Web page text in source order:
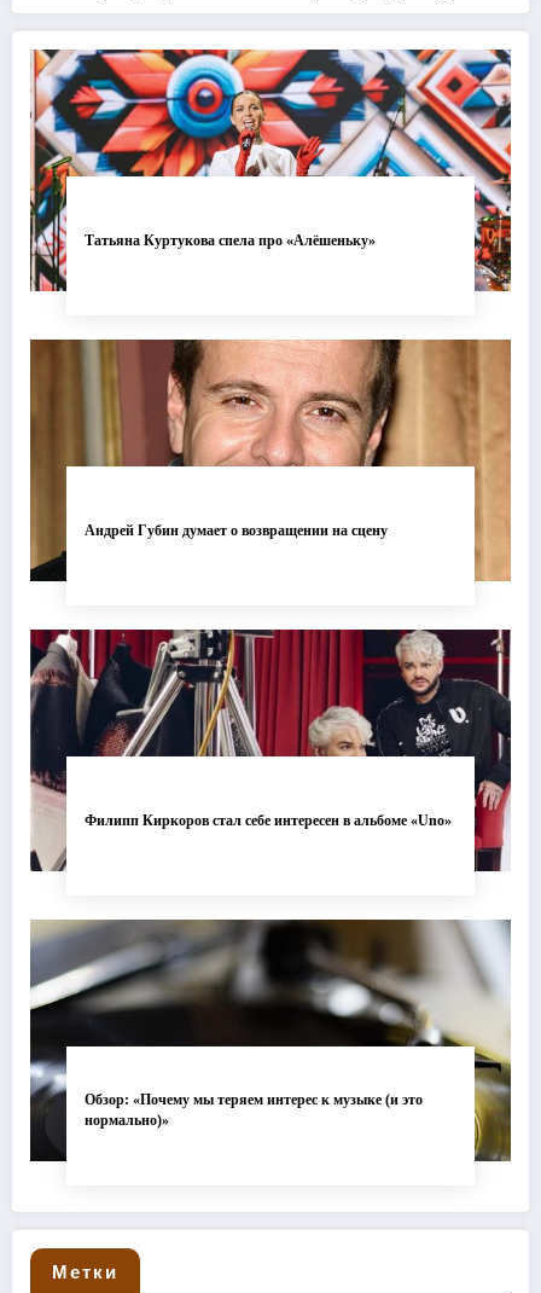
современной хореографии
одуванчика
Татьяна Куртукова спела про «Алёшеньку»
Андрей Губин думает о возвращении на сцену
Филипп Киркоров стал себе интересен в альбоме «Uno»
Обзор: «Почему мы теряем интерес к музыке (и это
нормально)»
Метки